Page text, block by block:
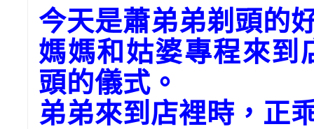
今天是蕭弟弟剃頭的
媽媽和姑婆專程來到
頭的儀式。
弟弟來到店裡時，正